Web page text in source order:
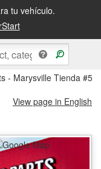
tu vehículo.
en la tienda
- Marysville Tienda
View page in English